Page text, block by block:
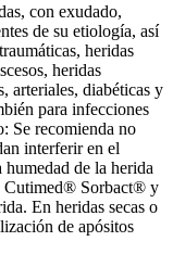
con exudado,
de su etiología, así
heridas
heridas
arteriales, diabéticas y
para infecciones
Se recomienda no
interferir en el
de la herida
Cutimed® Sorbact® y
En heridas secas o
de apósitos